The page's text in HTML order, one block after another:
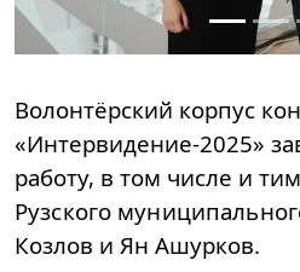
Волонтёрский корпус
«Интервидение-2025»
работу, в том числе и
Рузского
Козлов и Ян Ашурков.